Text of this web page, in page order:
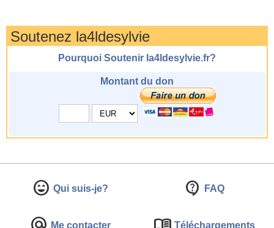
Soutenez la4ldesylvie
Pourquoi Soutenir la4ldesylvie.fr?
Montant du don
Qui suis-je? FAQ
Me contacter Téléchargements